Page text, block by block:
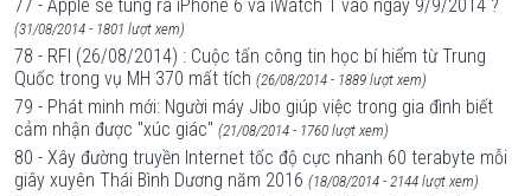
77 - Apple sẽ tung ra iPhone 6 và iWatch 1 vào ngày 9/9/2014 ?
(31/08/2014 - 1801 lượt xem)
78 - RFI (26/08/2014) : Cuộc tấn công tin học bí hiểm từ Trung
Quốc trong vụ MH 370 mất tích (26/08/2014 - 1889 lượt xem)
79 - Phát minh mới: Người máy Jibo giúp việc trong gia đình biết
cảm nhận được "xúc giác" (21/08/2014 - 1760 lượt xem)
80 - Xây đường truyền Internet tốc độ cực nhanh 60 terabyte mỗi
giây xuyên Thái Bình Dương năm 2016 (18/08/2014 - 2144 lượt xem)